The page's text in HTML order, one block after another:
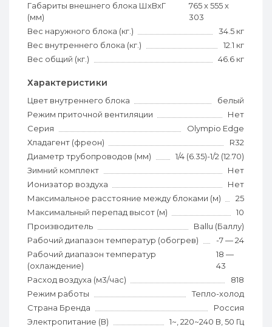
Габариты внешнего блока ШхВхГ
(мм)
765 x 555 x
303
Вес наружного блока (кг.)
34.5 кг
Вес внутреннего блока (кг.)
12.1 кг
Вес общий (кг.)
46.6 кг
Характеристики
Цвет внутреннего блока
белый
Режим приточной вентиляции
Нет
Серия
Olympio Edge
Хладагент (фреон)
R32
Диаметр трубопроводов (мм)
1/4 (6.35)-1/2 (12.70)
Зимний комплект
Нет
Ионизатор воздуха
Нет
Максимальное расстояние между блоками (м)
25
Максимальный перепад высот (м)
10
Производитель
Ballu (Баллу)
Рабочий диапазон температур (обогрев)
-7 — 24
Рабочий диапазон температур
(охлаждение)
18 —
43
Расход воздуха (м3/час)
818
Режим работы
Тепло-холод
Страна Бренда
Россия
Электропитание (В)
1~, 220~240 В, 50 Гц